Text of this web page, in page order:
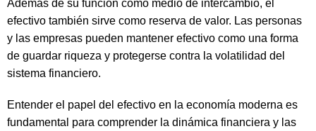
Además de su función como medio de intercambio, el
efectivo también sirve como reserva de valor. Las personas
y las empresas pueden mantener efectivo como una forma
de guardar riqueza y protegerse contra la volatilidad del
sistema financiero.
Entender el papel del efectivo en la economía moderna es
fundamental para comprender la dinámica financiera y las